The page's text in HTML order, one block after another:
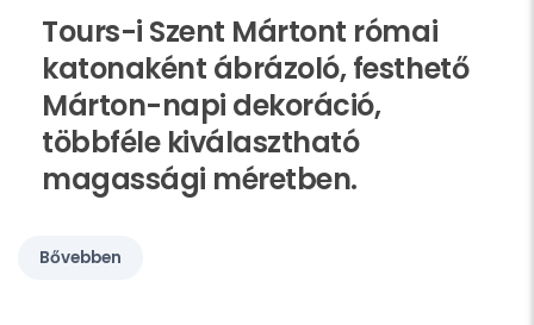
Tours-i Szent Mártont római
katonaként ábrázoló, festhető
Márton-napi dekoráció,
többféle kiválasztható
magassági méretben.
Bővebben